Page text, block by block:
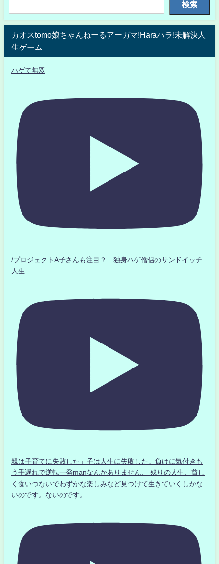
検索
カオスtomo娘ちゃんねーるアーガマ!Haraハラ!未解決人
生ゲーム
ハゲて無双
/プロジェクトA子さんも注目？ 独身ハゲ僧侶のサンドイッチ
人生
親は子育てに失敗した」子は人生に失敗した。負けに気付きも
う手遅れで逆転一発manなんかありません、 残りの人生、貧し
く食いつないでわずかな楽しみなど見つけて生きていくしかな
いのです。ないのです。